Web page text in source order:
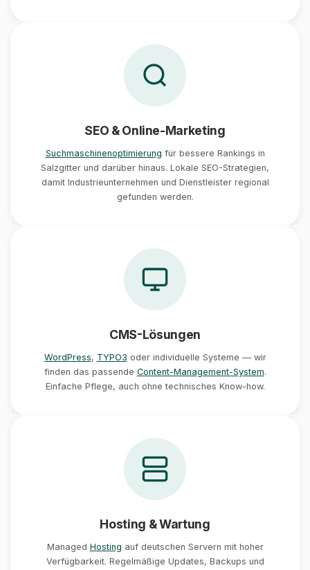
SEO & Online-Marketing
Suchmaschinenoptimierung für bessere Rankings in
Salzgitter und darüber hinaus. Lokale SEO-Strategien,
damit Industrieunternehmen und Dienstleister regional
gefunden werden.
CMS-Lösungen
WordPress, TYPO3 oder individuelle Systeme — wir
finden das passende Content-Management-System.
Einfache Pflege, auch ohne technisches Know-how.
Hosting & Wartung
Managed Hosting auf deutschen Servern mit hoher
Verfügbarkeit. Regelmäßige Updates, Backups und